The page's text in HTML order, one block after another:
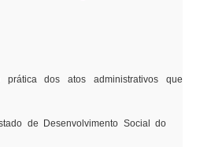
dos atos administrativos que
de Desenvolvimento Social do